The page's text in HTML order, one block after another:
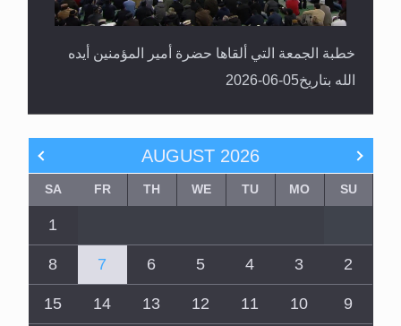
خطبة الجمعة التي ألقاها حضرة أمير المؤمنين أيده
الله بتاريخ05-06-2026
AUGUST 2026
SU
MO
TU
WE
TH
FR
SA
1
2
3
4
5
6
7
8
9
10
11
12
13
14
15